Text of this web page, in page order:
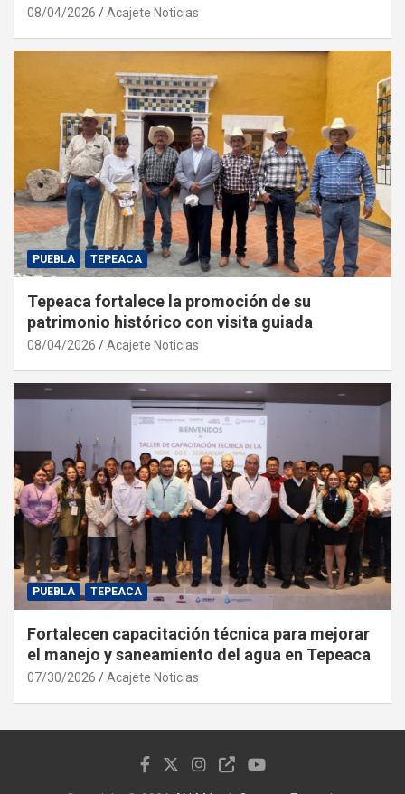
08/04/2026 Acajete Noticias
PUEBLA TEPEACA
Tepeaca fortalece la promoción de su
patrimonio histórico con visita guiada
08/04/2026 Acajete Noticias
PUEBLA TEPEACA
Fortalecen capacitación técnica para mejorar
el manejo y saneamiento del agua en Tepeaca
07/30/2026 Acajete Noticias